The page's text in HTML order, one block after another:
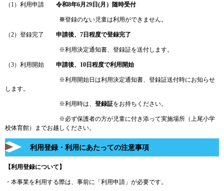
（1）利用申請 令和8年6月29日(月）随時受付
※登録のない児童は利用ができません。
（2）登録完了 申請後、7日程度で登録完了
※利用決定通知書、登録証を送付します。
（3）利用開始 申請後、10日程度で利用開始
※利用開始日は利用決定通知書、登録証送付時にお知らせ
します。
※利用時は、 登録証をお持ちください。
※必ず保護者の方が児童に付き添って実施場所（上尾小学
校体育館）までお越しください。
利用登録・利用にあたっての注意事項
【利用登録について】
・本事業を利用する際は、事前に「利用申請」が必要です。